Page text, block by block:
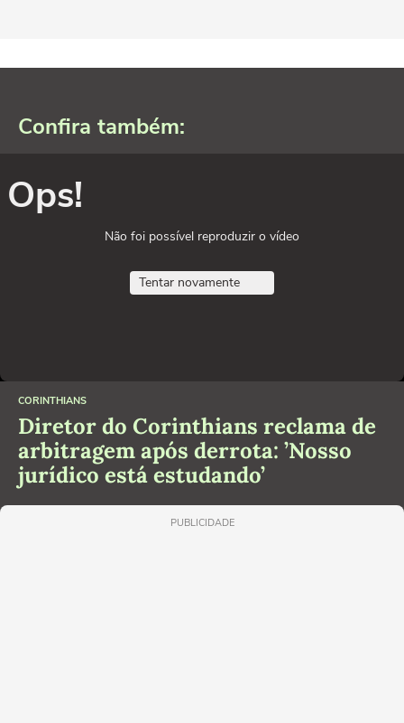
Confira também:
Ops!
Não foi possível reproduzir o vídeo
Tentar novamente
CORINTHIANS
Diretor do Corinthians reclama de
arbitragem após derrota: ’Nosso
jurídico está estudando’
PUBLICIDADE